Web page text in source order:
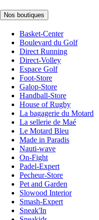
Nos boutiques
Basket-Center
Boulevard du Golf
Direct Running
Direct-Volley
Espace Golf
Foot-Store
Galop-Store
Handball-Store
House of Rugby
La bagagerie du Motard
La sellerie de Maé
Le Motard Bleu
Made in Paradis
Nauti-wave
On-Fight
Padel-Expert
Pecheur-Store
Pet and Garden
Slowood Interior
Smash-Expert
Sneak'In